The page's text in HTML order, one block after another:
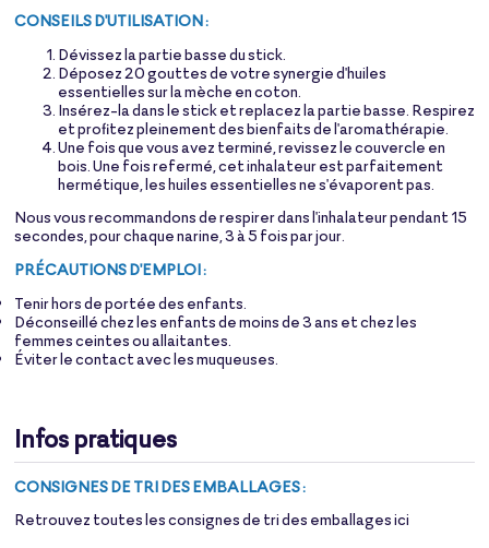
CONSEILS D'UTILISATION :
Dévissez la partie basse du stick.
Déposez 20 gouttes de votre synergie d'huiles
essentielles sur la mèche en coton.
Insérez-la dans le stick et replacez la partie basse. Respirez
et profitez pleinement des bienfaits de l'aromathérapie.
Une fois que vous avez terminé, revissez le couvercle en
bois. Une fois refermé, cet inhalateur est parfaitement
hermétique, les huiles essentielles ne s'évaporent pas.
Nous vous recommandons de respirer dans l'inhalateur pendant 15
secondes, pour chaque narine, 3 à 5 fois par jour.
PRÉCAUTIONS D'EMPLOI :
Tenir hors de portée des enfants.
Déconseillé chez les enfants de moins de 3 ans et chez les
femmes ceintes ou allaitantes.
Éviter le contact avec les muqueuses.
Infos pratiques
CONSIGNES DE TRI DES EMBALLAGES :
Retrouvez toutes les consignes de tri des emballagesici